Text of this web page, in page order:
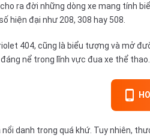
ra đời những dòng xe mang tính
hiện đại như 208, 308 hay 508.
404, cũng là biểu tượng và mở
nể trong lĩnh vực đua xe thể thao.
danh trong quá khứ. Tuy nhiên,